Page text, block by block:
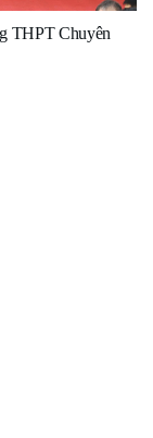
THPT Chuyên